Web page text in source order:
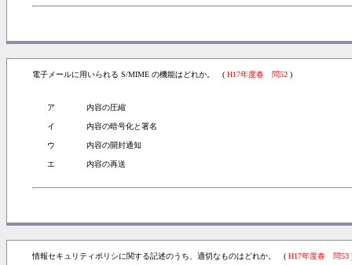
電子メールに用いられる S/MIME の機能はどれか。 ( H17年度春 問52 )
ア 内容の圧縮
イ 内容の暗号化と署名
ウ 内容の開封通知
エ 内容の再送
情報セキュリティポリシに関する記述のうち、適切なものはどれか。 ( H17年度春 問53